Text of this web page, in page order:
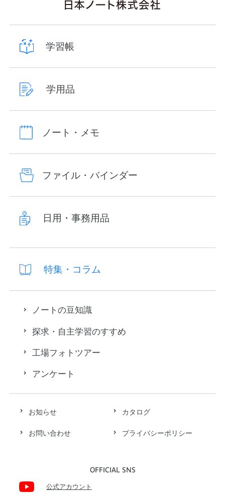
お知らせ カタログ
お問い合わせ プライバシーポリシー
OFFICIAL SNS
公式アカウント
学習帳
学用品
ノート・メモ
ファイル・バインダー
日用・事務用品
特集・コラム
ノートの豆知識
探求・自主学習のすすめ
工場フォトツアー
アンケート